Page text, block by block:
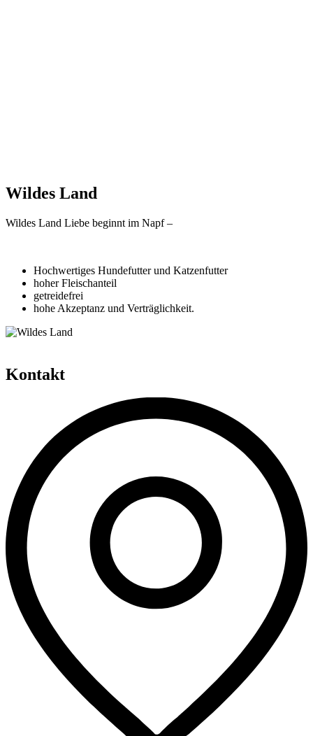
Wildes Land
Wildes Land Liebe beginnt im Napf –
Hochwertiges Hundefutter und Katzenfutter
hoher Fleischanteil
getreidefrei
hohe Akzeptanz und Verträglichkeit.
Kontakt